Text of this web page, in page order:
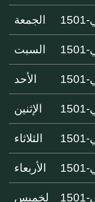
الجمعة
السبت
الأحد
الإثنين
الثلاثاء
الأربعاء
لخميس